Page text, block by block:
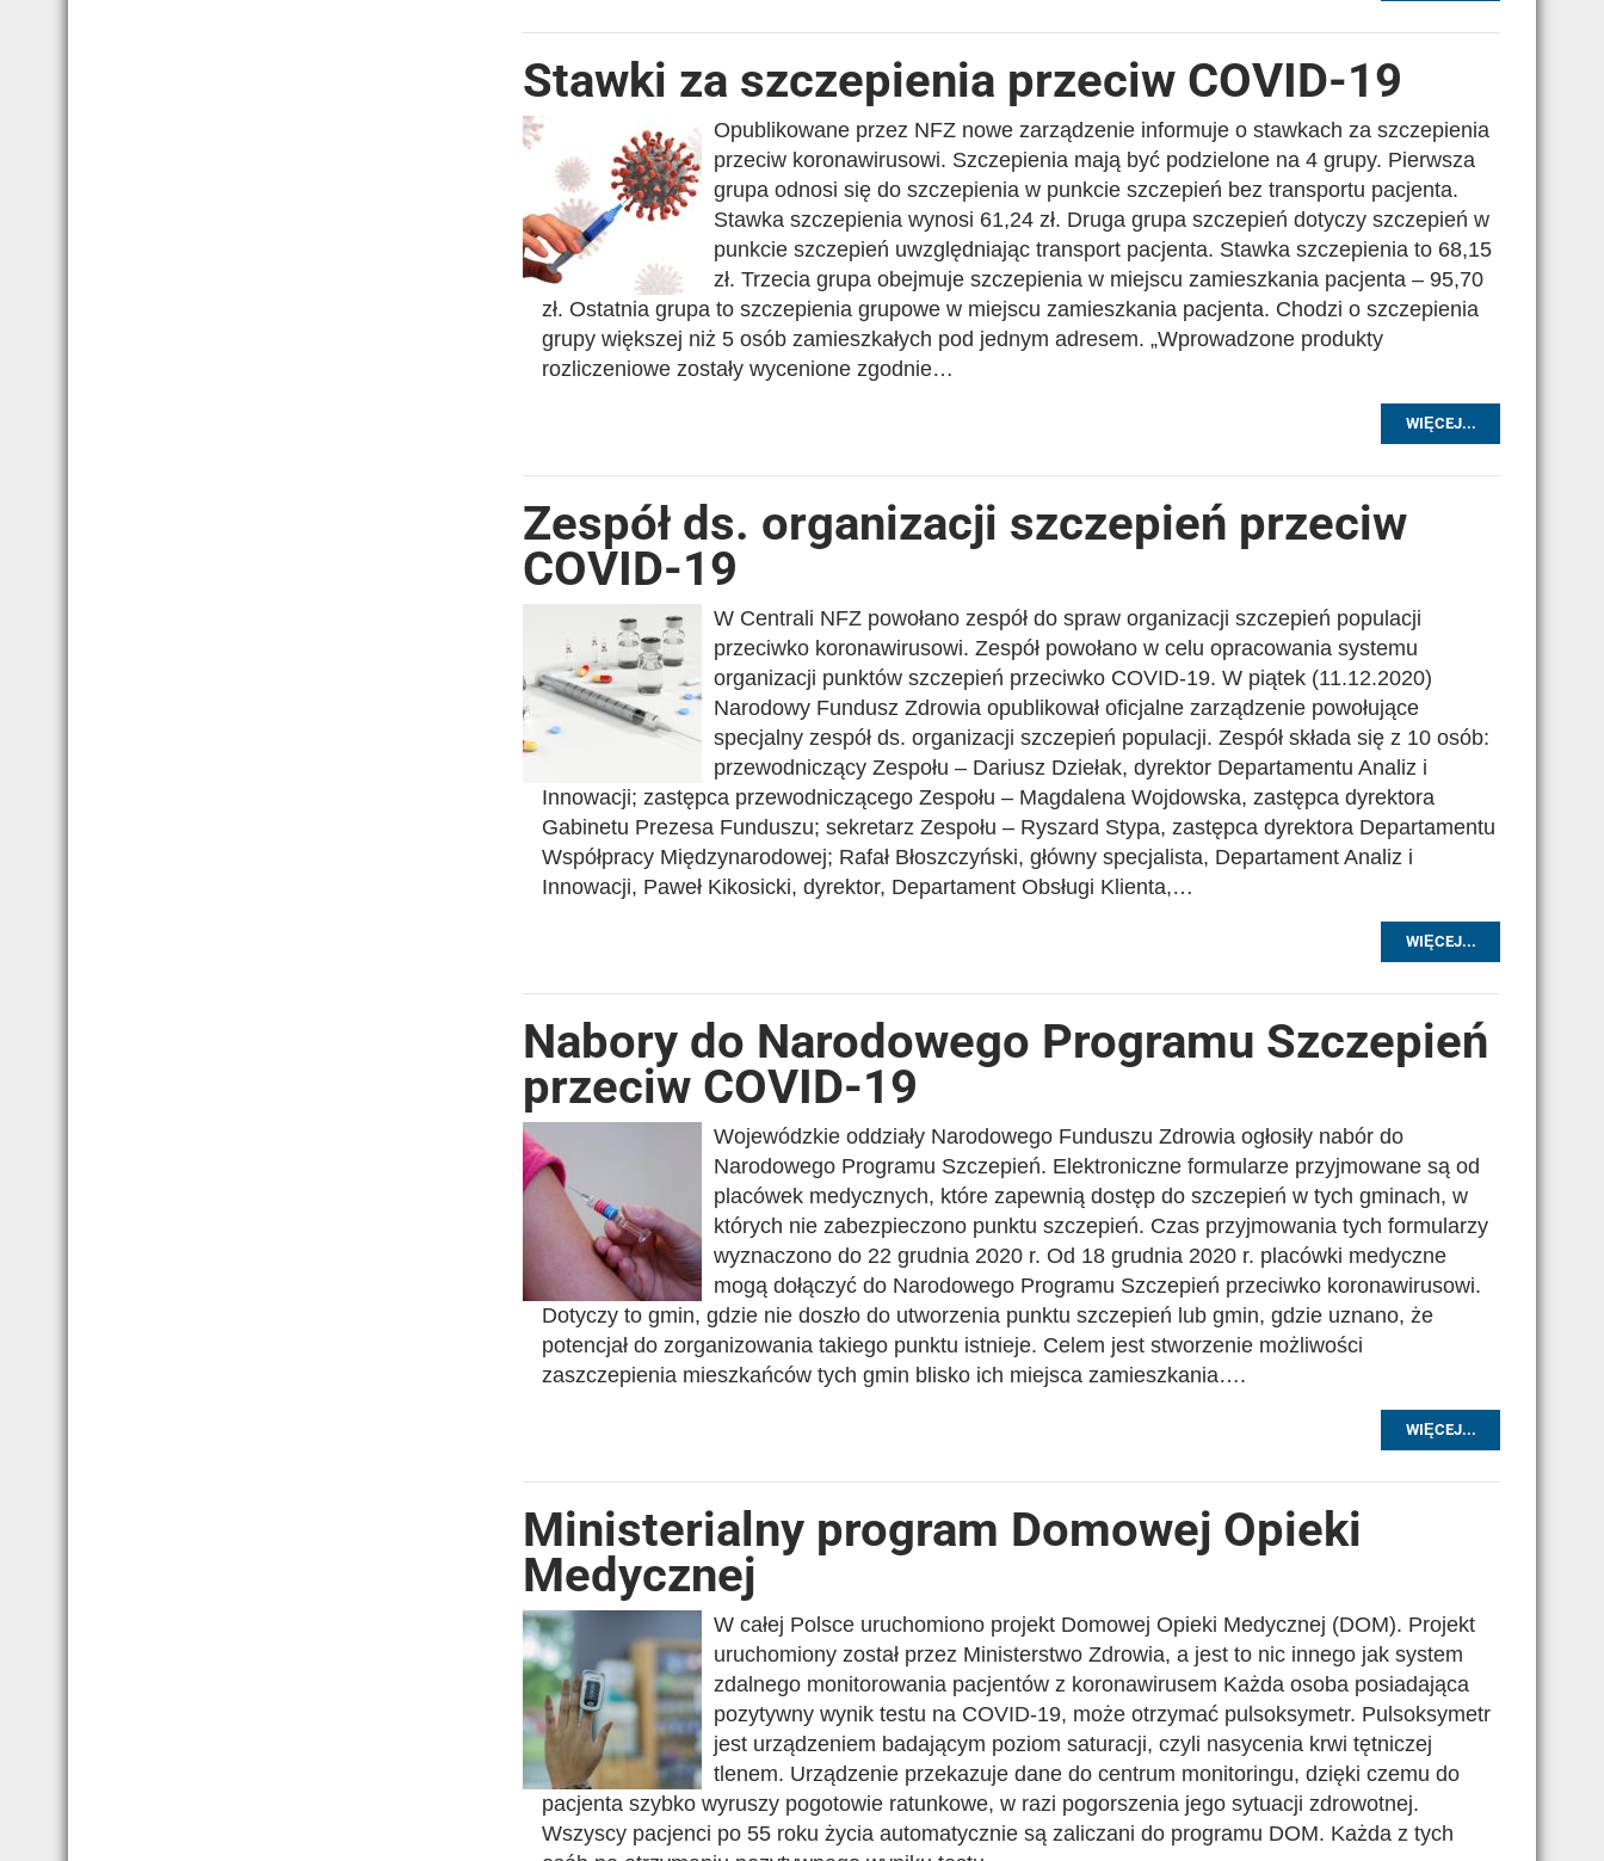
Stawki za szczepienia przeciw COVID-19
Opublikowane przez NFZ nowe zarządzenie informuje o stawkach za szczepienia
przeciw koronawirusowi. Szczepienia mają być podzielone na 4 grupy. Pierwsza
grupa odnosi się do szczepienia w punkcie szczepień bez transportu pacjenta.
Stawka szczepienia wynosi 61,24 zł. Druga grupa szczepień dotyczy szczepień w
punkcie szczepień uwzględniając transport pacjenta. Stawka szczepienia to 68,15
zł. Trzecia grupa obejmuje szczepienia w miejscu zamieszkania pacjenta – 95,70
zł. Ostatnia grupa to szczepienia grupowe w miejscu zamieszkania pacjenta. Chodzi o szczepienia
grupy większej niż 5 osób zamieszkałych pod jednym adresem. „Wprowadzone produkty
rozliczeniowe zostały wycenione zgodnie…
WIĘCEJ...
Zespół ds. organizacji szczepień przeciw
COVID-19
W Centrali NFZ powołano zespół do spraw organizacji szczepień populacji
przeciwko koronawirusowi. Zespół powołano w celu opracowania systemu
organizacji punktów szczepień przeciwko COVID-19. W piątek (11.12.2020)
Narodowy Fundusz Zdrowia opublikował oficjalne zarządzenie powołujące
specjalny zespół ds. organizacji szczepień populacji. Zespół składa się z 10 osób:
przewodniczący Zespołu – Dariusz Dziełak, dyrektor Departamentu Analiz i
Innowacji; zastępca przewodniczącego Zespołu – Magdalena Wojdowska, zastępca dyrektora
Gabinetu Prezesa Funduszu; sekretarz Zespołu – Ryszard Stypa, zastępca dyrektora Departamentu
Współpracy Międzynarodowej; Rafał Błoszczyński, główny specjalista, Departament Analiz i
Innowacji, Paweł Kikosicki, dyrektor, Departament Obsługi Klienta,…
WIĘCEJ...
Nabory do Narodowego Programu Szczepień
przeciw COVID-19
Wojewódzkie oddziały Narodowego Funduszu Zdrowia ogłosiły nabór do
Narodowego Programu Szczepień. Elektroniczne formularze przyjmowane są od
placówek medycznych, które zapewnią dostęp do szczepień w tych gminach, w
których nie zabezpieczono punktu szczepień. Czas przyjmowania tych formularzy
wyznaczono do 22 grudnia 2020 r. Od 18 grudnia 2020 r. placówki medyczne
mogą dołączyć do Narodowego Programu Szczepień przeciwko koronawirusowi.
Dotyczy to gmin, gdzie nie doszło do utworzenia punktu szczepień lub gmin, gdzie uznano, że
potencjał do zorganizowania takiego punktu istnieje. Celem jest stworzenie możliwości
zaszczepienia mieszkańców tych gmin blisko ich miejsca zamieszkania….
WIĘCEJ...
Ministerialny program Domowej Opieki
Medycznej
W całej Polsce uruchomiono projekt Domowej Opieki Medycznej (DOM). Projekt
uruchomiony został przez Ministerstwo Zdrowia, a jest to nic innego jak system
zdalnego monitorowania pacjentów z koronawirusem Każda osoba posiadająca
pozytywny wynik testu na COVID-19, może otrzymać pulsoksymetr. Pulsoksymetr
jest urządzeniem badającym poziom saturacji, czyli nasycenia krwi tętniczej
tlenem. Urządzenie przekazuje dane do centrum monitoringu, dzięki czemu do
pacjenta szybko wyruszy pogotowie ratunkowe, w razi pogorszenia jego sytuacji zdrowotnej.
Wszyscy pacjenci po 55 roku życia automatycznie są zaliczani do programu DOM. Każda z tych